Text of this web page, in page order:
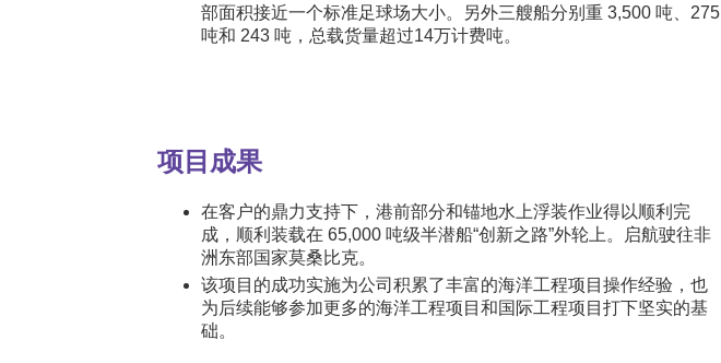
部面积接近一个标准足球场大小。另外三艘船分别重 3,500 吨、275
吨和 243 吨，总载货量超过14万计费吨。
项目成果
在客户的鼎力支持下，港前部分和锚地水上浮装作业得以顺利完
成，顺利装载在 65,000 吨级半潜船“创新之路”外轮上。启航驶往非
洲东部国家莫桑比克。
该项目的成功实施为公司积累了丰富的海洋工程项目操作经验，也
为后续能够参加更多的海洋工程项目和国际工程项目打下坚实的基
础。